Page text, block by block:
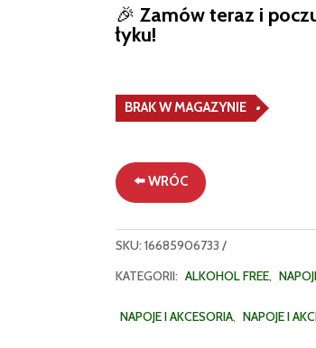
🎉 Zamów teraz i
łyku!
BRAK W MAGAZYNIE
⬅️ WRÓC
SKU:16685906733
KATEGORII: ALKOHOL FREE,
NAPOJE I AKCESORIA, NAPOJE I